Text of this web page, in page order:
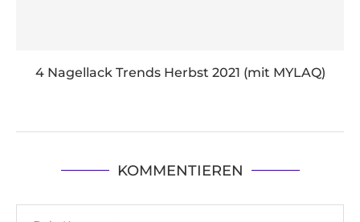
4 Nagellack Trends Herbst 2021 (mit MYLAQ)
KOMMENTIEREN